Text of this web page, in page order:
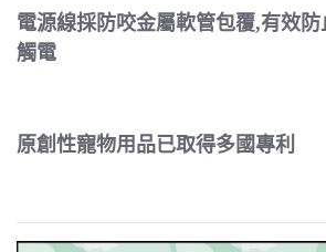
電源線採防咬金屬軟管包覆,有效
觸電
原創性寵物用品已取得多國專利